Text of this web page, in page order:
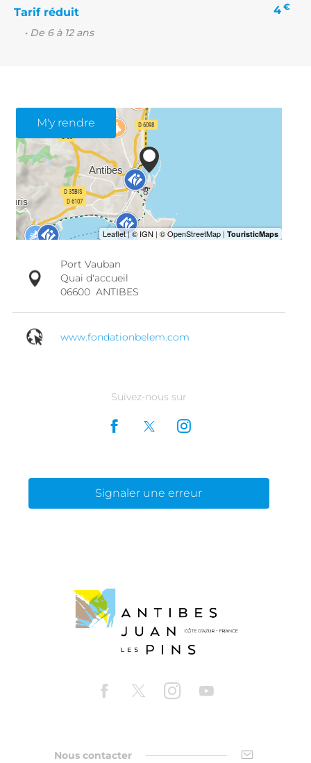
Tarif réduit 4 €
• De 6 à 12 ans
M'y rendre
Port Vauban
Quai d'accueil
06600 ANTIBES
www.fondationbelem.com
Suivez-nous sur
Signaler une erreur
Nous contacter